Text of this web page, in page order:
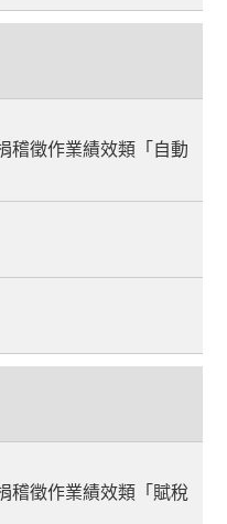
稽徵作業績效類「自動
稽徵作業績效類「賦稅